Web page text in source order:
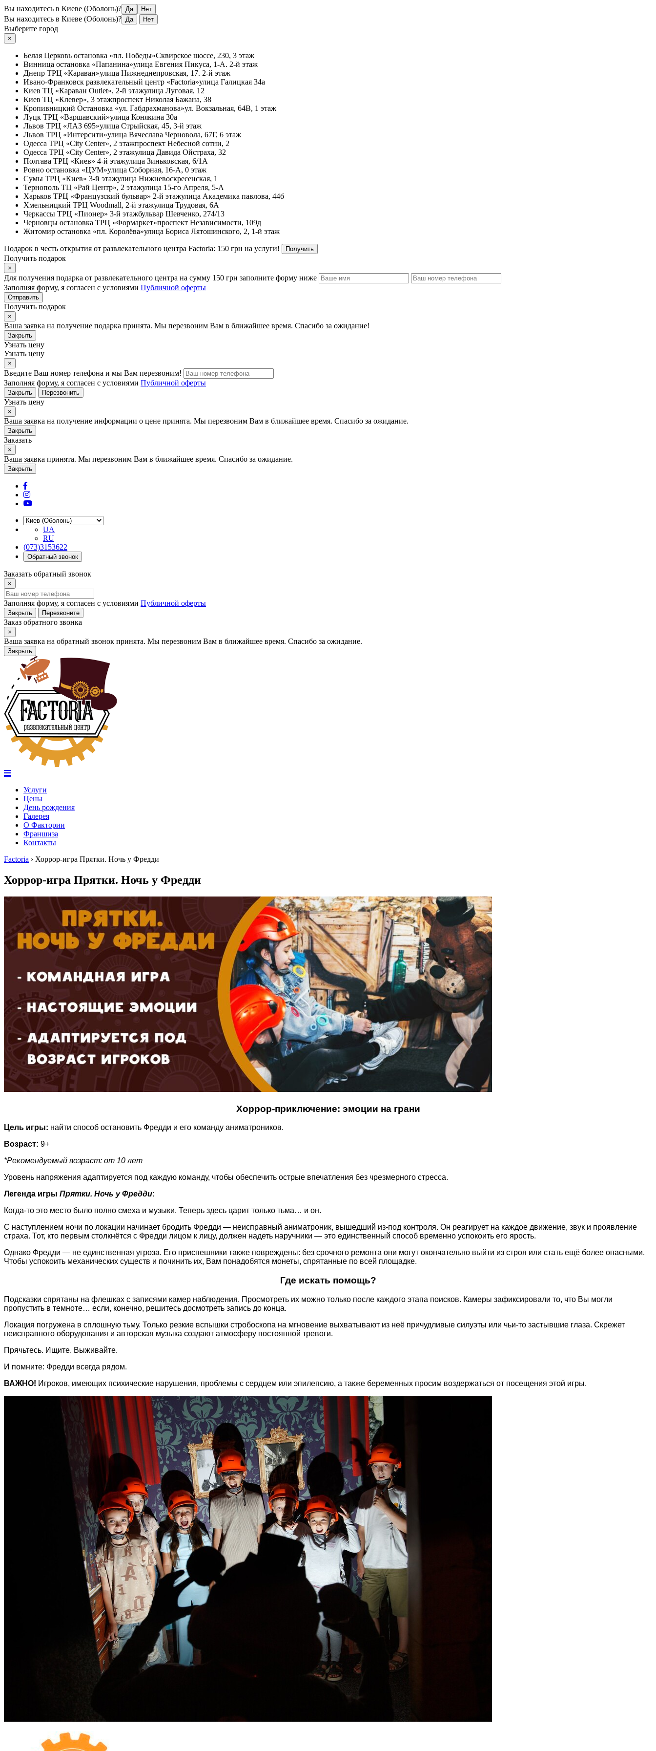
Вы находитесь в Киеве (Оболонь)? Да Нет
Вы находитесь в Киеве (Оболонь)? Да Нет
Выберите город
×
Белая Церковь остановка «пл. Победы»Сквирское шоссе, 230, 3 этаж
Винница остановка «Папанина»улица Евгения Пикуса, 1-А. 2-й этаж
Днепр ТРЦ «Караван»улица Нижнеднепровская, 17. 2-й этаж
Ивано-Франковск развлекательный центр «Factoria»улица Галицкая 34а
Киев ТЦ «Караван Outlet», 2-й этажулица Луговая, 12
Киев ТЦ «Клевер», 3 этажпроспект Николая Бажана, 38
Кропивницкий Остановка «ул. Габдрахманова»ул. Вокзальная, 64В, 1 этаж
Луцк ТРЦ «Варшавский»улица Конякина 30а
Львов ТРЦ «ЛАЗ 695»улица Стрыйская, 45, 3-й этаж
Львов ТРЦ «Интерсити»улица Вячеслава Черновола, 67Г, 6 этаж
Одесса ТРЦ «City Center», 2 этажпроспект Небесной сотни, 2
Одесса ТРЦ «City Center», 2 этажулица Давида Ойстраха, 32
Полтава ТРЦ «Киев» 4-й этажулица Зиньковская, 6/1А
Ровно остановка «ЦУМ»улица Соборная, 16-А, 0 этаж
Сумы ТРЦ «Киев» 3-й этажулица Нижневоскресенская, 1
Тернополь ТЦ «Рай Центр», 2 этажулица 15-го Апреля, 5-А
Харьков ТРЦ «Французский бульвар» 2-й этажулица Академика павлова, 44б
Хмельницкий ТРЦ Woodmall, 2-й этажулица Трудовая, 6А
Черкассы ТРЦ «Пионер» 3-й этажбульвар Шевченко, 274/13
Черновцы остановка ТРЦ «Формаркет»проспект Независимости, 109д
Житомир остановка «пл. Королёва»улица Бориса Лятошинского, 2, 1-й этаж
Подарок в честь открытия от развлекательного центра Factoria: 150 грн на услуги! Получить
Получить подарок
×
Для получения подарка от развлекательного центра на сумму 150 грн заполните форму ниже
Заполняя форму, я согласен с условиями Публичной оферты
Отправить
Получить подарок
×
Ваша заявка на получение подарка принята. Мы перезвоним Вам в ближайшее время. Спасибо за ожидание!
Закрыть
Узнать цену
Узнать цену
×
Введите Ваш номер телефона и мы Вам перезвоним!
Заполняя форму, я согласен с условиями Публичной оферты
Закрыть Перезвонить
Узнать цену
×
Ваша заявка на получение информации о цене принята. Мы перезвоним Вам в ближайшее время. Спасибо за ожидание.
Закрыть
Заказать
×
Ваша заявка принята. Мы перезвоним Вам в ближайшее время. Спасибо за ожидание.
Закрыть
UA
RU
(073)3153622
Обратный звонок
Заказать обратный звонок
×
Заполняя форму, я согласен с условиями Публичной оферты
Закрыть Перезвоните
Заказ обратного звонка
×
Ваша заявка на обратный звонок принята. Мы перезвоним Вам в ближайшее время. Спасибо за ожидание.
Закрыть
Услуги
Цены
День рождения
Галерея
О Фактории
Франшиза
Контакты
Factoria › Хоррор-игра Прятки. Ночь у Фредди
Хоррор-игра Прятки. Ночь у Фредди
Хоррор-приключение: эмоции на грани
Цель игры: найти способ остановить Фредди и его команду аниматроников.
Возраст: 9+
*Рекомендуемый возраст: от 10 лет
Уровень напряжения адаптируется под каждую команду, чтобы обеспечить острые впечатления без чрезмерного стресса.
Легенда игры Прятки. Ночь у Фредди:
Когда-то это место было полно смеха и музыки. Теперь здесь царит только тьма… и он.
С наступлением ночи по локации начинает бродить Фредди — неисправный аниматроник, вышедший из-под контроля. Он реагирует на каждое движение, звук и проявление
страха. Тот, кто первым столкнётся с Фредди лицом к лицу, должен надеть наручники — это единственный способ временно успокоить его ярость.
Однако Фредди — не единственная угроза. Его приспешники также повреждены: без срочного ремонта они могут окончательно выйти из строя или стать ещё более опасными.
Чтобы успокоить механических существ и починить их, Вам понадобятся монеты, спрятанные по всей площадке.
Где искать помощь?
Подсказки спрятаны на флешках с записями камер наблюдения. Просмотреть их можно только после каждого этапа поисков. Камеры зафиксировали то, что Вы могли
пропустить в темноте… если, конечно, решитесь досмотреть запись до конца.
Локация погружена в сплошную тьму. Только резкие вспышки стробоскопа на мгновение выхватывают из неё причудливые силуэты или чьи-то застывшие глаза. Скрежет
неисправного оборудования и авторская музыка создают атмосферу постоянной тревоги.
Прячьтесь. Ищите. Выживайте.
И помните: Фредди всегда рядом.
ВАЖНО! Игроков, имеющих психические нарушения, проблемы с сердцем или эпилепсию, а также беременных просим воздержаться от посещения этой игры.